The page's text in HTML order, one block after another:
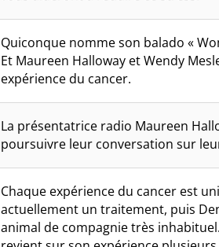
Quiconque nomme son balado «
Et Maureen Halloway et Wendy
expérience du cancer.
La présentatrice radio Maureen
poursuivre leur conversation sur
Chaque expérience du cancer est
actuellement un traitement, puis
animal de compagnie très